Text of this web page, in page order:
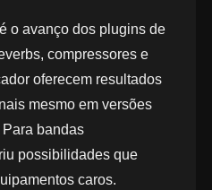
o avanço dos plugins de
compressores e
oferecem resultados
mesmo em versões
bandas
possibilidades que
caros.